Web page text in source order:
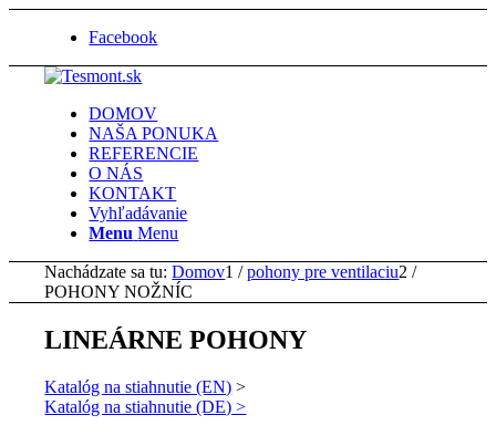
Facebook
DOMOV
NAŠA PONUKA
REFERENCIE
O NÁS
KONTAKT
Vyhľadávanie
Menu Menu
Nachádzate sa tu: Domov1 / pohony pre ventilaciu2 /
POHONY NOŽNÍC
LINEÁRNE POHONY
Katalóg na stiahnutie (EN) >
Katalóg na stiahnutie (DE) >